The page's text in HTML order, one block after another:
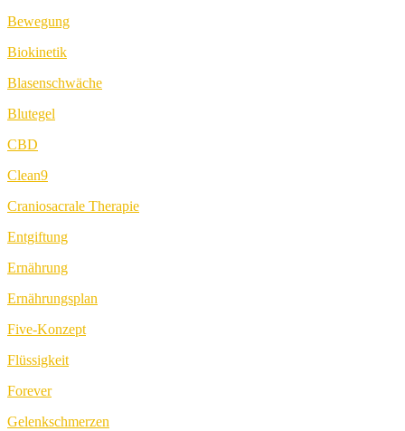
Bewegung
Biokinetik
Blasenschwäche
Blutegel
CBD
Clean9
Craniosacrale Therapie
Entgiftung
Ernährung
Ernährungsplan
Five-Konzept
Flüssigkeit
Forever
Gelenkschmerzen